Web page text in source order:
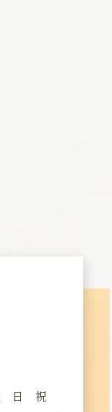
日 祝